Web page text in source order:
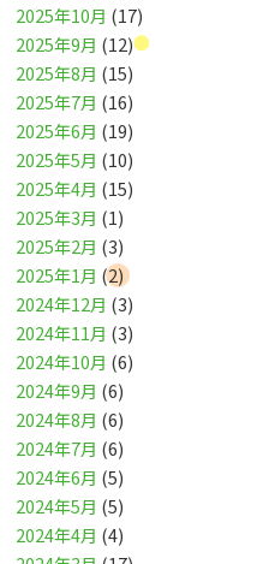
2025年10月 (17)
2025年9月 (12)
2025年8月 (15)
2025年7月 (16)
2025年6月 (19)
2025年5月 (10)
2025年4月 (15)
2025年3月 (1)
2025年2月 (3)
2025年1月 (2)
2024年12月 (3)
2024年11月 (3)
2024年10月 (6)
2024年9月 (6)
2024年8月 (6)
2024年7月 (6)
2024年6月 (5)
2024年5月 (5)
2024年4月 (4)